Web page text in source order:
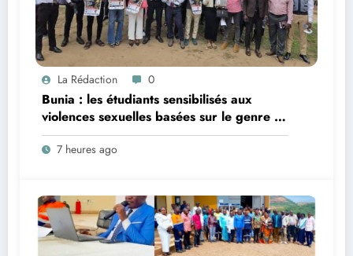
La Rédaction 0
Bunia : les étudiants sensibilisés aux
violences sexuelles basées sur le genre et
au harcèlement sexuel en milieu
universitaire
7 heures ago